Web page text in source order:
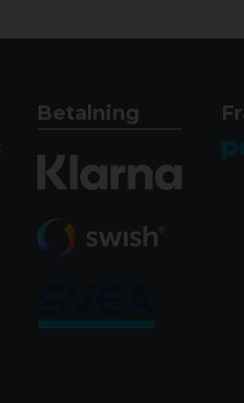
Betalning